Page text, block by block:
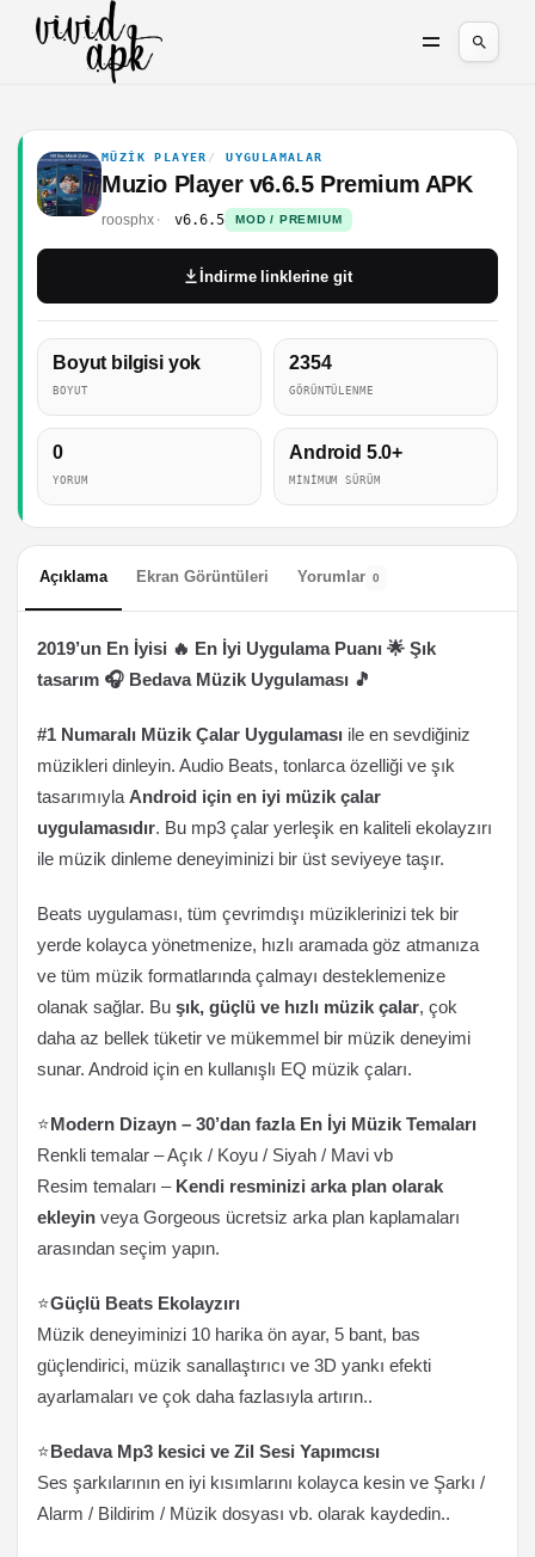
MÜZIK PLAYER UYGULAMALAR
Muzio Player v6.6.5 Premium APK
roosphx v6.6.5 MOD / PREMIUM
Boyut bilgisi yok
BOYUT
2354
GÖRÜNTÜLENME
0
YORUM
Android 5.0+
MINIMUM SÜRÜM
İndirme linklerine git
Açıklama Ekran Görüntüleri Yorumlar 0
2019’un En İyisi 🔥 En İyi Uygulama Puanı 🌟 Şık
tasarım 🎧 Bedava Müzik Uygulaması 🎵
#1 Numaralı Müzik Çalar Uygulaması ile en sevdiğiniz
müzikleri dinleyin. Audio Beats, tonlarca özelliği ve şık
tasarımıyla Android için en iyi müzik çalar
uygulamasıdır. Bu mp3 çalar yerleşik en kaliteli ekolayzırı
ile müzik dinleme deneyiminizi bir üst seviyeye taşır.
Beats uygulaması, tüm çevrimdışı müziklerinizi tek bir
yerde kolayca yönetmenize, hızlı aramada göz atmanıza
ve tüm müzik formatlarında çalmayı desteklemenize
olanak sağlar. Bu şık, güçlü ve hızlı müzik çalar, çok
daha az bellek tüketir ve mükemmel bir müzik deneyimi
sunar. Android için en kullanışlı EQ müzik çaları.
⭐Modern Dizayn – 30’dan fazla En İyi Müzik Temaları
Renkli temalar – Açık / Koyu / Siyah / Mavi vb
Resim temaları – Kendi resminizi arka plan olarak
ekleyin veya Gorgeous ücretsiz arka plan kaplamaları
arasından seçim yapın.
⭐Güçlü Beats Ekolayzırı
Müzik deneyiminizi 10 harika ön ayar, 5 bant, bas
güçlendirici, müzik sanallaştırıcı ve 3D yankı efekti
ayarlamaları ve çok daha fazlasıyla artırın..
⭐Bedava Mp3 kesici ve Zil Sesi Yapımcısı
Ses şarkılarının en iyi kısımlarını kolayca kesin ve Şarkı /
Alarm / Bildirim / Müzik dosyası vb. olarak kaydedin..